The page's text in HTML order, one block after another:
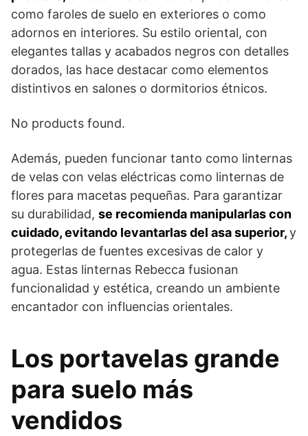
como faroles de suelo en exteriores o como
adornos en interiores. Su estilo oriental, con
elegantes tallas y acabados negros con detalles
dorados, las hace destacar como elementos
distintivos en salones o dormitorios étnicos.
No products found.
Además, pueden funcionar tanto como linternas
de velas con velas eléctricas como linternas de
flores para macetas pequeñas. Para garantizar
su durabilidad, se recomienda manipularlas con
cuidado, evitando levantarlas del asa superior,y
protegerlas de fuentes excesivas de calor y
agua. Estas linternas Rebecca fusionan
funcionalidad y estética, creando un ambiente
encantador con influencias orientales.
Los portavelas grande
para suelo más
vendidos